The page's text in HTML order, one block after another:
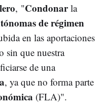
, "Condonarla
de régimen
en las aportaciones
sin que nuestra
de una
, ya que no forma parte
(FLA)".